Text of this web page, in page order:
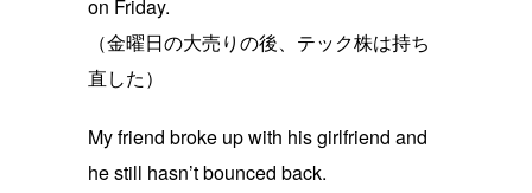
on Friday.
（金曜日の大売りの後、テック株は持ち
直した）
My friend broke up with his girlfriend and
he still hasn’t bounced back.